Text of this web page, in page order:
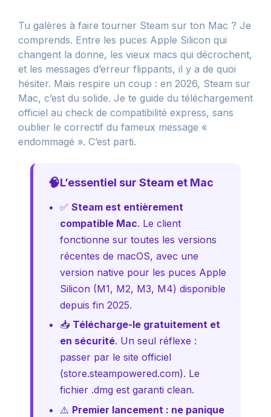
Tu galères à faire tourner Steam sur ton Mac ? Je
comprends. Entre les puces Apple Silicon qui
changent la donne, les vieux macs qui décrochent,
et les messages d’erreur flippants, il y a de quoi
hésiter. Mais respire un coup : en 2026, Steam sur
Mac, c’est du solide. Je te guide du téléchargement
officiel au check de compatibilité express, sans
oublier le correctif du fameux message «
endommagé ». C’est parti.
🧠L’essentiel sur Steam et Mac
✅ Steam est entièrement
compatible Mac. Le client
fonctionne sur toutes les versions
récentes de macOS, avec une
version native pour les puces Apple
Silicon (M1, M2, M3, M4) disponible
depuis fin 2025.
📥 Télécharge-le gratuitement et
en sécurité. Un seul réflexe :
passer par le site officiel
(store.steampowered.com). Le
fichier .dmg est garanti clean.
⚠️ Premier lancement : ne panique